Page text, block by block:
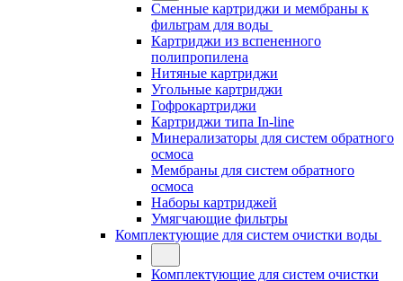
Сменные картриджи и мембраны к
фильтрам для воды
Картриджи из вспененного
полипропилена
Нитяные картриджи
Угольные картриджи
Гофрокартриджи
Картриджи типа In-line
Минерализаторы для систем обратного
осмоса
Мембраны для систем обратного
осмоса
Наборы картриджей
Умягчающие фильтры
Комплектующие для систем очистки воды
Комплектующие для систем очистки